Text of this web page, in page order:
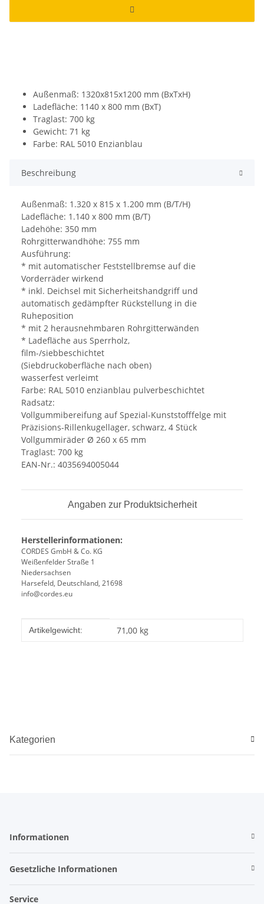
Außenmaß: 1320x815x1200 mm (BxTxH)
Ladefläche: 1140 x 800 mm (BxT)
Traglast: 700 kg
Gewicht: 71 kg
Farbe: RAL 5010 Enzianblau
Beschreibung
Außenmaß: 1.320 x 815 x 1.200 mm (B/T/H)
Ladefläche: 1.140 x 800 mm (B/T)
Ladehöhe: 350 mm
Rohrgitterwandhöhe: 755 mm
Ausführung:
* mit automatischer Feststellbremse auf die
Vorderräder wirkend
* inkl. Deichsel mit Sicherheitshandgriff und
automatisch gedämpfter Rückstellung in die
Ruheposition
* mit 2 herausnehmbaren Rohrgitterwänden
* Ladefläche aus Sperrholz,
film-/siebbeschichtet
(Siebdruckoberfläche nach oben)
wasserfest verleimt
Farbe: RAL 5010 enzianblau pulverbeschichtet
Radsatz:
Vollgummibereifung auf Spezial-Kunststofffelge mit
Präzisions-Rillenkugellager, schwarz, 4 Stück
Vollgummiräder Ø 260 x 65 mm
Traglast: 700 kg
EAN-Nr.: 4035694005044
Angaben zur Produktsicherheit
Herstellerinformationen:
CORDES GmbH & Co. KG
Weißenfelder Straße 1
Niedersachsen
Harsefeld, Deutschland, 21698
info@cordes.eu
Produkteigenschaft
Wert
Artikelgewicht: 71,00 kg
Kategorien
Informationen
Gesetzliche Informationen
Service